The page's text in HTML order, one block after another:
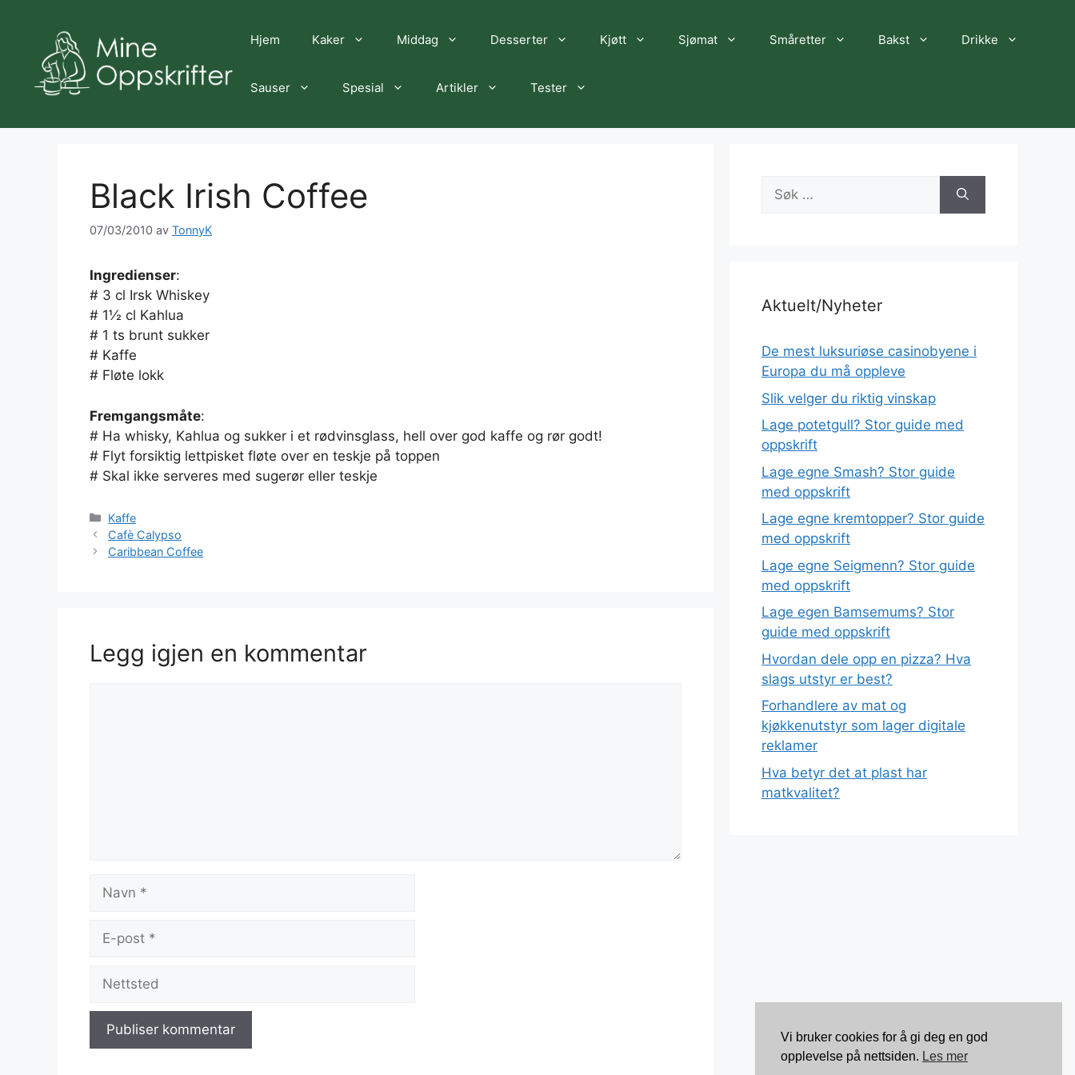
Hjem Kaker Middag Desserter Kjøtt Sjømat Småretter Bakst Drikke
Sauser Spesial Artikler Tester
Black Irish Coffee
07/03/2010 av TonnyK
Ingredienser:
# 3 cl Irsk Whiskey
# 1½ cl Kahlua
# 1 ts brunt sukker
# Kaffe
# Fløte lokk
Fremgangsmåte:
# Ha whisky, Kahlua og sukker i et rødvinsglass, hell over god kaffe og rør godt!
# Flyt forsiktig lettpisket fløte over en teskje på toppen
# Skal ikke serveres med sugerør eller teskje
Kategorier
Kaffe
Cafè Calypso
Caribbean Coffee
Legg igjen en kommentar
post
Søk
etter:
Aktuelt/Nyheter
De mest luksuriøse casinobyene i
Europa du må oppleve
Slik velger du riktig vinskap
Lage potetgull? Stor guide med
oppskrift
Lage egne Smash? Stor guide
med oppskrift
Lage egne kremtopper? Stor guide
med oppskrift
Lage egne Seigmenn? Stor guide
med oppskrift
Lage egen Bamsemums? Stor
guide med oppskrift
Hvordan dele opp en pizza? Hva
slags utstyr er best?
Forhandlere av mat og
kjøkkenutstyr som lager digitale
reklamer
Hva betyr det at plast har
matkvalitet?
Vi bruker cookies for å gi deg en god
opplevelse på nettsiden. Les mer